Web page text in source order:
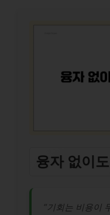
융자 없이
“기회는 비용이